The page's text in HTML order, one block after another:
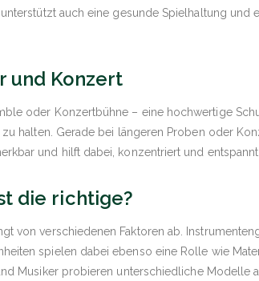
auch eine gesunde Spielhaltung und
und Konzert
oder Konzertbühne – eine hochwertige
halten. Gerade bei längeren Proben oder
und hilft dabei, konzentriert und
die richtige?
von verschiedenen Faktoren ab.
spielen dabei ebenso eine Rolle wie
Musiker probieren unterschiedliche Modelle